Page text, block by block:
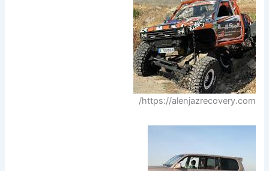
https://alenjazrecovery.com/